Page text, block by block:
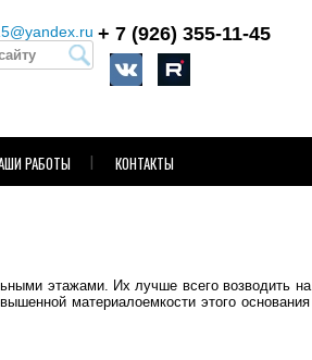
+ 7 (926) 355-11-45
РАБОТЫ КОНТАКТЫ
этажами. Их лучше всего возводить на
материалоемкости этого основания